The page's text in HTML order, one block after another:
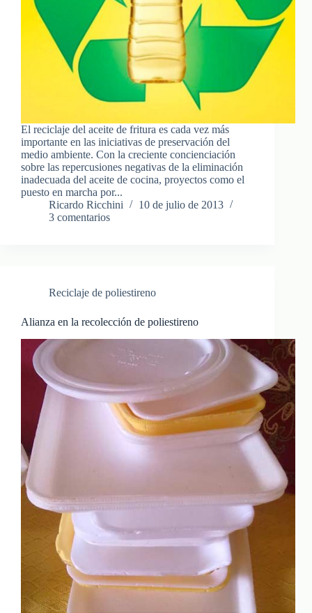
El reciclaje del aceite de fritura es cada vez más
importante en las iniciativas de preservación del
medio ambiente. Con la creciente concienciación
sobre las repercusiones negativas de la eliminación
inadecuada del aceite de cocina, proyectos como el
puesto en marcha por...
Ricardo Ricchini
10 de julio de 2013
3 comentarios
Reciclaje de poliestireno
Alianza en la recolección de poliestireno